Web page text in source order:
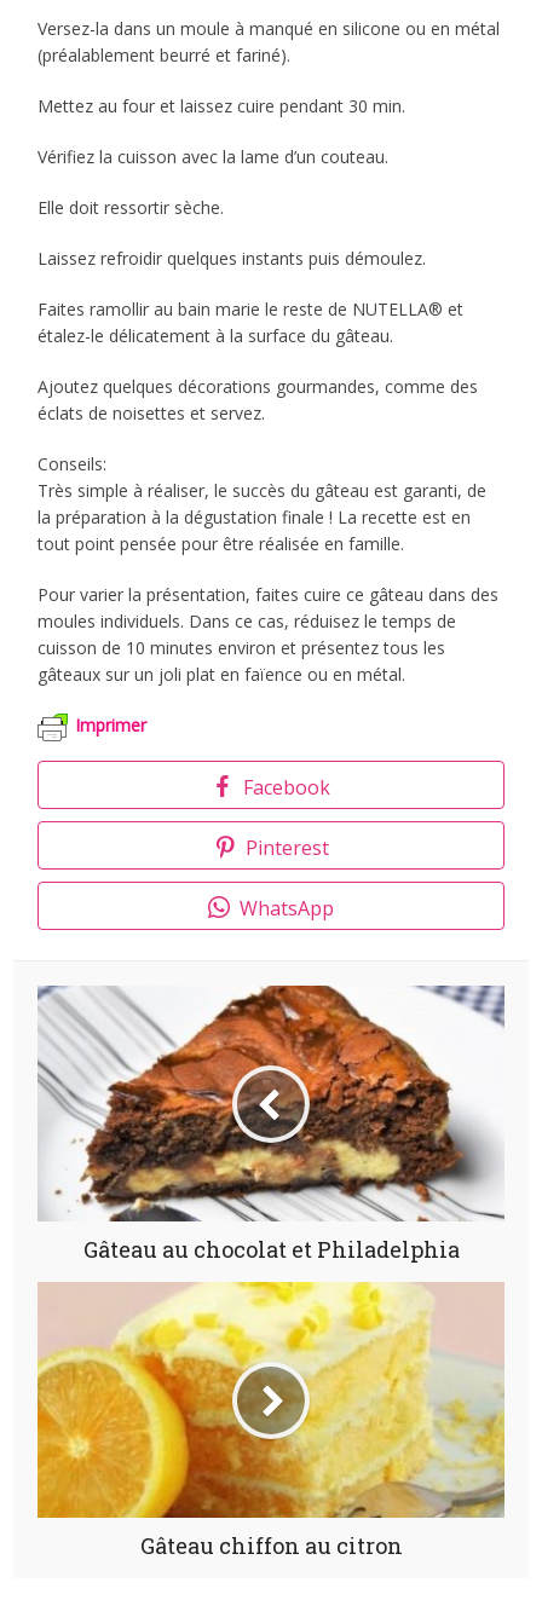
Versez-la dans un moule à manqué en silicone ou en métal
(préalablement beurré et fariné).
Mettez au four et laissez cuire pendant 30 min.
Vérifiez la cuisson avec la lame d’un couteau.
Elle doit ressortir sèche.
Laissez refroidir quelques instants puis démoulez.
Faites ramollir au bain marie le reste de NUTELLA® et
étalez-le délicatement à la surface du gâteau.
Ajoutez quelques décorations gourmandes, comme des
éclats de noisettes et servez.
Conseils:
Très simple à réaliser, le succès du gâteau est garanti, de
la préparation à la dégustation finale ! La recette est en
tout point pensée pour être réalisée en famille.
Pour varier la présentation, faites cuire ce gâteau dans des
moules individuels. Dans ce cas, réduisez le temps de
cuisson de 10 minutes environ et présentez tous les
gâteaux sur un joli plat en faïence ou en métal.
Imprimer
Facebook
Pinterest
WhatsApp
Gâteau au chocolat et Philadelphia
Gâteau chiffon au citron